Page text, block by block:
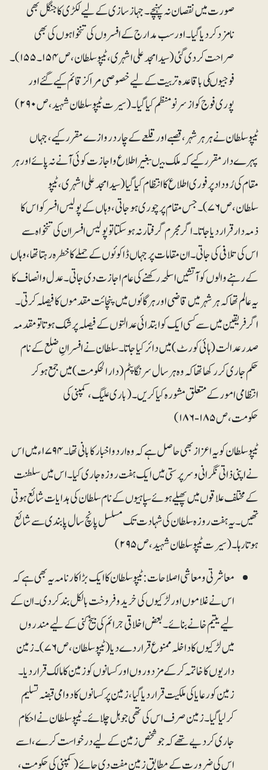
صورت میں نقصان نہ پہنچے۔ جہاز سازی کے لیے لکڑی کا جنگل بھی
نامزد کردیا گیا۔ اور سب مدارج کے افسروں کی تنخواہوں کی بھی
صراحت کردی گئی (سید امجد علی اشہری ،ٹیپو سلطان،ص۱۵۴۔۱۵۵)۔
فوجیوںکی باقاعدہ تربیت کے لیے خصوصی مراکز قائم کیے گئے اور
پوری فوج کو از سر نو منظم کیا گیا۔(سیرت ٹیپو سلطان شہید،ص ۲۹۰)
ٹیپو سلطان نے ہر ہر شہر، قصبے اور قلعے کے چار دروازے مقرر کیے، جہاں
پہرے دار مقرر کیے کہ ملک میںبغیر اطلاع و اجازت کوئی آنے نہ پائے اور ہر
مقام کی رُودادپر فوری اطلاع کا انتظام کیا گیا(سید امجد علی اشہری ، ٹیپو
سلطان،ص۷۶)۔ جس مقام پر چوری ہوجاتی، وہاں کے پولیس افسر کو اس کا
ذمہ دار قرار دیا جاتا۔ اگر مجرم گرفتار نہ ہوسکتا تو پولیس افسران کی تنخواہ سے
اس کی تلافی کی جاتی۔ ان مقامات پر جہاں ڈاکوئوں کے حملے کا خطرہ رہتا تھا ، وہاں
کے رہنے والوں کو آتشیں اسلحہ رکھنے کی عام اجازت دی جاتی۔عدل و انصاف کا
یہ عالم تھا کہ ہر شہر میں قاضی اور ہر گائوں میں پنچائت مقدموں کا فیصلہ کرتی۔
اگر فریقین میں سے کسی ایک کو ابتدائی عدالتوں کے فیصلہ پر شک ہوتا تو مقدمہ
صدر عدالت (ہائی کورٹ) میں دائر کیا جاتا۔ سلطان نے افسرانِ ضلع کے نام
حکم جاری کررکھا تھا کہ وہ ہر سال سرنگا پٹم (دارالحکومت) میں جمع ہوکر
انتظامی امور کے متعلق مشورہ کیا کریں۔(باری علیگ، کمپنی کی
حکومت،ص ۱۸۵- ۱۸۶)
ٹیپو سلطان کو یہ اعزاز بھی حاصل ہے کہ وہ اردو اخبار کا بانی تھا۔ ۱۷۹۴ء میں اس
نے اپنی ذاتی نگرانی و سرپرستی میں ایک ہفت روزہ جاری کیا ۔ اس میں سلطنت
کے مختلف علاقوں میں پھیلے ہوئے سپاہیوں کے نام سلطان کی ہدایات شائع ہوتی
تھیں۔ یہ ہفت روزہ سلطان کی شہادت تک مسلسل پانچ سال پابندی سے شائع
ہوتا رہا۔(سیرت ٹیپو سلطان شہید، ص۲۹۵)
معاشرتی و معاشی اصلاحات: ٹیپو سلطان کا ایک بڑا کارنامہ یہ بھی ہے کہ
اس نے غلاموں اور لڑکیوں کی خریدو فروخت بالکل بند کردی۔ ان کے
لیے یتیم خانے بنائے۔بعض اخلاقی جرائم کی بیخ کنی کے لیے مندروں
میں لڑکیوں کا داخلہ ممنوع قرار دے دیا(ٹیپو سلطان، ص ۷۶)۔ زمین
داریوں کا خاتمہ کرکے مزدوروں او ر کسانوں کو زمین کا مالک قرار دیا۔
زمین کو رعایا کی ملکیت قرار دیا گیا، زمین پر کسانوں کا دوامی قبضہ تسلیم
کرلیا گیا۔ زمین صرف اس کی تھی جو ہل چلائے۔ ٹیپو سلطان نے احکام
جاری کردیے تھے کہ جو شخص زمین کے لیے درخواست کرے، اسے
اس کی ضرورت کے مطابق زمین مفت دی جائے(کمپنی کی حکومت،